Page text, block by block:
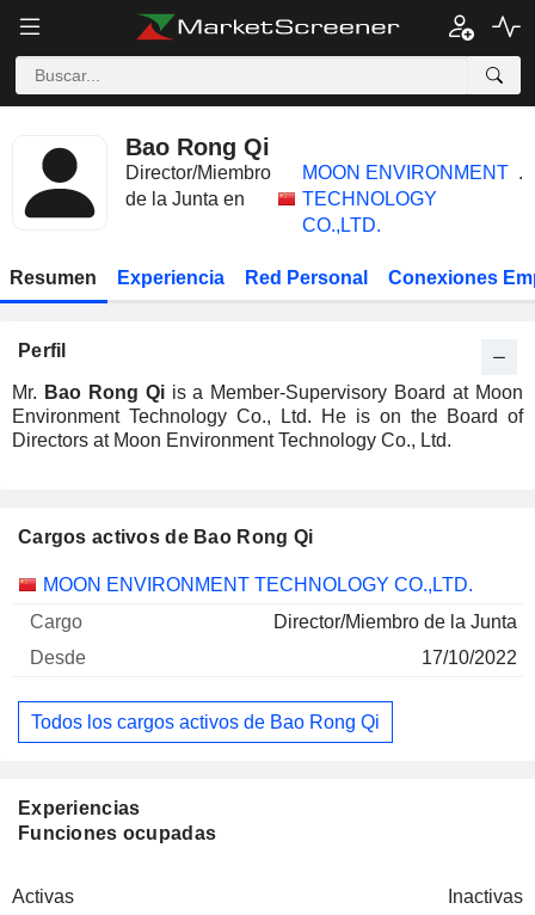
Bao Rong Qi
Director/Miembro
de la Junta en
MOON ENVIRONMENT
TECHNOLOGY
CO.,LTD.
.
Resumen Experiencia Red Personal Conexiones
Perfil
Mr. Bao Rong Qiis a Member-Supervisory Board at Moon
Environment Technology Co., Ltd. He is on the Board of
Directors at Moon Environment Technology Co., Ltd.
Cargos activos de Bao Rong Qi
Empresas Cargo Inicio
MOON ENVIRONMENT TECHNOLOGY CO.,LTD.
Director/Miembro de la Junta
17/10/2022
Todos los cargos activos de Bao Rong Qi
Experiencias
Funciones ocupadas
Activas Inactivas